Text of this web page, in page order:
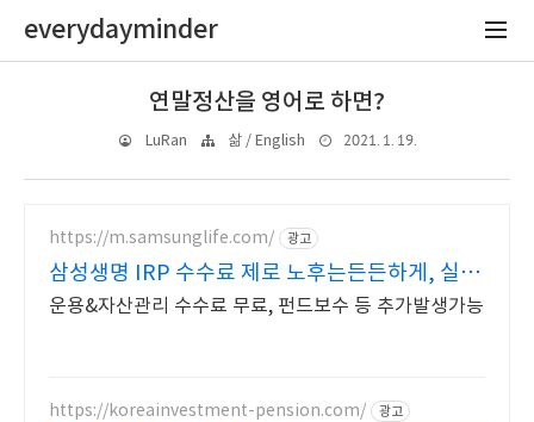
everydayminder
연말정산을 영어로 하면?
LuRan 삶 / English 2021. 1. 19.
https://m.samsunglife.com/ 광고
삼성생명 IRP 수수료 제로 노후는든든하게, 실속
은제대로
운용&자산관리 수수료 무료, 펀드보수 등 추가발생가능
https://koreainvestment-pension.com/ 광고